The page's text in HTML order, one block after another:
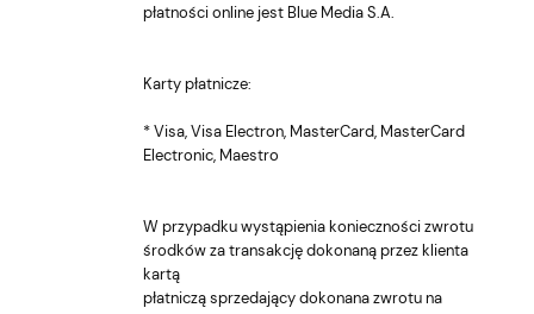
płatności online jest Blue Media S.A.
Karty płatnicze:
* Visa, Visa Electron, MasterCard, MasterCard
Electronic, Maestro
W przypadku wystąpienia konieczności zwrotu
środków za transakcję dokonaną przez klienta
kartą
płatniczą sprzedający dokonana zwrotu na